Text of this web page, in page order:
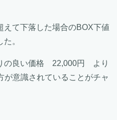
えて下落した場合のBOX下値
。
の良い価格 22,000円 より
意識されていることがチャ